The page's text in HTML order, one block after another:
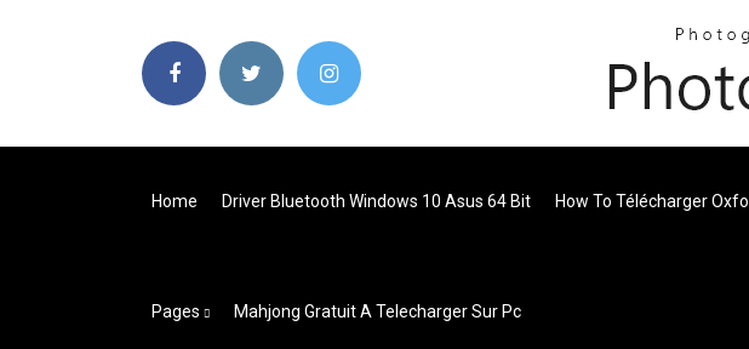
Home Driver Bluetooth Windows 10 Asus 64 Bit How To Télécharger
Pages Mahjong Gratuit A Telecharger Sur Pc